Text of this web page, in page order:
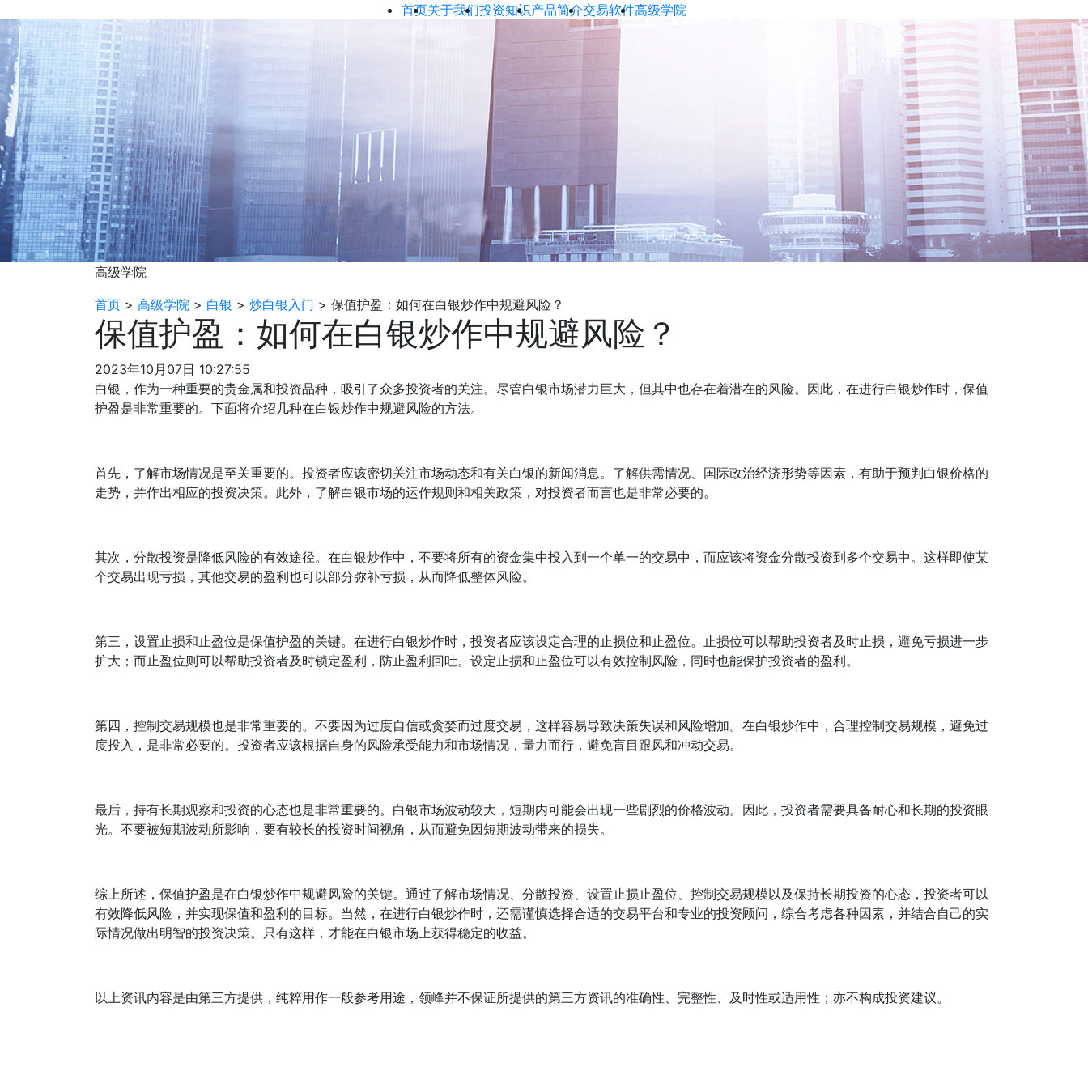
首页关于我们投资知识产品简介交易软件高级学院
高级学院
首页 > 高级学院 > 白银 > 炒白银入门 > 保值护盈：如何在白银炒作中规避风险？
保值护盈：如何在白银炒作中规避风险？
2023年10月07日 10:27:55
白银，作为一种重要的贵金属和投资品种，吸引了众多投资者的关注。尽管白银市场潜力巨大，但其中也存在着潜在的风险。因此，在进行白银炒作时，保值
护盈是非常重要的。下面将介绍几种在白银炒作中规避风险的方法。
首先，了解市场情况是至关重要的。投资者应该密切关注市场动态和有关白银的新闻消息。了解供需情况、国际政治经济形势等因素，有助于预判白银价格的
走势，并作出相应的投资决策。此外，了解白银市场的运作规则和相关政策，对投资者而言也是非常必要的。
其次，分散投资是降低风险的有效途径。在白银炒作中，不要将所有的资金集中投入到一个单一的交易中，而应该将资金分散投资到多个交易中。这样即使某
个交易出现亏损，其他交易的盈利也可以部分弥补亏损，从而降低整体风险。
第三，设置止损和止盈位是保值护盈的关键。在进行白银炒作时，投资者应该设定合理的止损位和止盈位。止损位可以帮助投资者及时止损，避免亏损进一步
扩大；而止盈位则可以帮助投资者及时锁定盈利，防止盈利回吐。设定止损和止盈位可以有效控制风险，同时也能保护投资者的盈利。
第四，控制交易规模也是非常重要的。不要因为过度自信或贪婪而过度交易，这样容易导致决策失误和风险增加。在白银炒作中，合理控制交易规模，避免过
度投入，是非常必要的。投资者应该根据自身的风险承受能力和市场情况，量力而行，避免盲目跟风和冲动交易。
最后，持有长期观察和投资的心态也是非常重要的。白银市场波动较大，短期内可能会出现一些剧烈的价格波动。因此，投资者需要具备耐心和长期的投资眼
光。不要被短期波动所影响，要有较长的投资时间视角，从而避免因短期波动带来的损失。
综上所述，保值护盈是在白银炒作中规避风险的关键。通过了解市场情况、分散投资、设置止损止盈位、控制交易规模以及保持长期投资的心态，投资者可以
有效降低风险，并实现保值和盈利的目标。当然，在进行白银炒作时，还需谨慎选择合适的交易平台和专业的投资顾问，综合考虑各种因素，并结合自己的实
际情况做出明智的投资决策。只有这样，才能在白银市场上获得稳定的收益。
以上资讯内容是由第三方提供，纯粹用作一般参考用途，领峰并不保证所提供的第三方资讯的准确性、完整性、及时性或适用性；亦不构成投资建议。